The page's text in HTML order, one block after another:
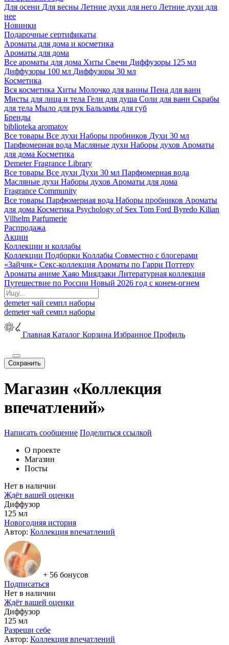
Для осени Для весны Летние духи для него Летние духи для
нее
Новинки
Подарочные сертификаты
Ароматы для дома и косметика
Ароматы для дома
Все ароматы для дома Хиты Свечи Диффузоры 125 мл
Диффузоры 100 мл Диффузоры 30 мл
Косметика
Вся косметика Хиты Молочко для ванны Пена для ванн
Мисты для лица и тела Гели для душа Соли для ванн Скрабы
для тела Мыло для рук Бальзамы для губ
Бренды
biblioteka aromatov
Все товары Все духи Наборы пробников Духи 30 мл
Парфюмерная вода Масляные духи Наборы духов Ароматы
для дома Косметика
Demeter Fragrance Library
Все товары Все духи Духи 30 мл Парфюмерная вода
Масляные духи Наборы духов Ароматы для дома
Fragrance Community
Все товары Парфюмерная вода Наборы пробников Ароматы
для дома Косметика Psychology of Sex Tom Ford Byredo Kilian
Vilhelm Parfumerie
Распродажа
Акции
Коллекции и коллабы
Коллекции Подборки Коллабы Совместно с блогерами
«Зайчик» Секс-коллекция Ароматы по Гарри Поттеру
Ароматы аниме Хаяо Миядзаки Литературная коллекция
Путешествие по России Новый 2026 год с конем-огнем
demeterчай семпл наборы
demeterчай семпл наборы
Главная Каталог Корзина Избранное Профиль
Сохранить
Магазин «Коллекция
впечатлений»
Написать сообщение Поделиться ссылкой
О проекте
Магазин
Посты
Нет в наличии
Ждёт вашей оценки
Диффузор
125 мл
Новогодняя история
Автор: Коллекция впечатлений
+ 56 бонусов
Подписаться
Нет в наличии
Ждёт вашей оценки
Диффузор
125 мл
Разреши себе
Автор: Коллекция впечатлений